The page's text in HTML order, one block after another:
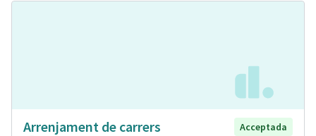
Arrenjament de carrers
Acceptada